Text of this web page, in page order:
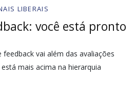
LIBERAIS
você está pronto
vai além das avaliações
mais acima na hierarquia